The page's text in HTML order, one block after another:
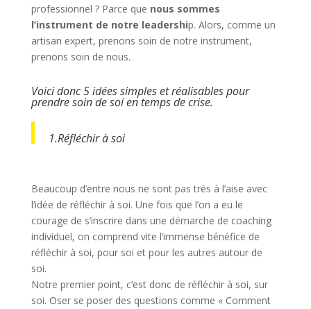
professionnel ? Parce que nous sommes
l’instrument de notre leadership. Alors, comme un
artisan expert, prenons soin de notre instrument,
prenons soin de nous.
Voici donc 5 idées simples et réalisables pour
prendre soin de soi en temps de crise.
1.Réfléchir à soi
Beaucoup d’entre nous ne sont pas très à l’aise avec
l’idée de réfléchir à soi. Une fois que l’on a eu le
courage de s’inscrire dans une démarche de coaching
individuel, on comprend vite l‘immense bénéfice de
réfléchir à soi, pour soi et pour les autres autour de
soi.
Notre premier point, c’est donc de réfléchir à soi, sur
soi. Oser se poser des questions comme « Comment